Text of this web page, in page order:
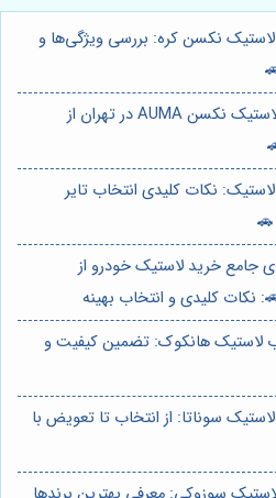
نکسن کره: بررسی ویژگی‌ها و
⭐️راهنمای جامع خرید لاستیک نکسن AUMA در تهران از
نکات کلیدی انتخاب تایر
جامع خرید لاستیک خودرو از
کلیدی و انتخاب بهینه
لاستیک هانکوک: تضمین کیفیت و
سوناتا: از انتخاب تا تعویض با